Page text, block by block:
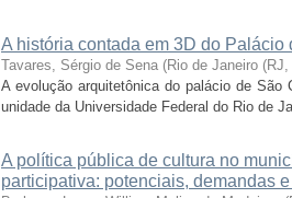
A história contada em 3D do Palácio
Tavares, Sérgio de Sena (Rio de Janeiro
A evolução arquitetônica do palácio de São
unidade da Universidade Federal do Rio de
A política pública de cultura no
participativa: potenciais, demandas